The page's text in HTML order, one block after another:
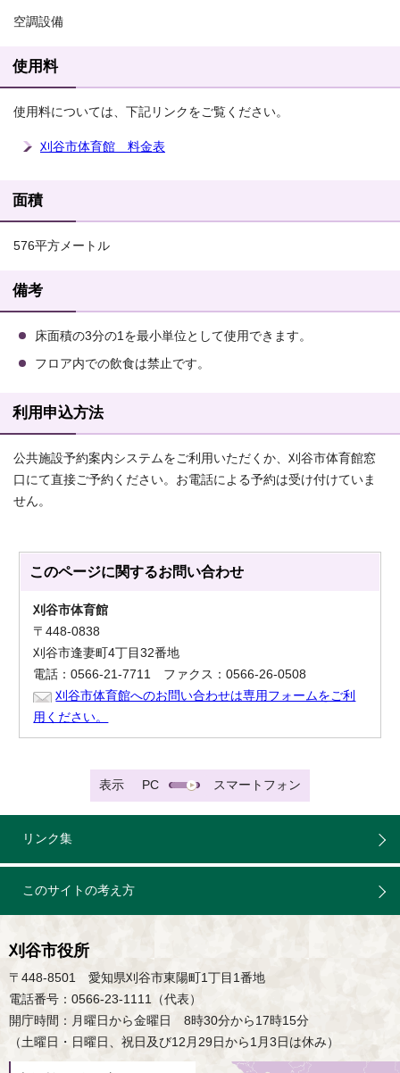
空調設備
使用料
使用料については、下記リンクをご覧ください。
刈谷市体育館 料金表
面積
576平方メートル
備考
床面積の3分の1を最小単位として使用できます。
フロア内での飲食は禁止です。
利用申込方法
公共施設予約案内システムをご利用いただくか、刈谷市体育館窓
口にて直接ご予約ください。お電話による予約は受け付けていま
せん。
このページに関するお問い合わせ
刈谷市体育館
〒448-0838
刈谷市逢妻町4丁目32番地
電話：0566-21-7711 ファクス：0566-26-0508
刈谷市体育館へのお問い合わせは専用フォームをご利
用ください。
表示 PC スマートフォン
リンク集
このサイトの考え方
刈谷市役所
〒448-8501 愛知県刈谷市東陽町1丁目1番地
電話番号：0566-23-1111（代表）
開庁時間：月曜日から金曜日 8時30分から17時15分
（土曜日・日曜日、祝日及び12月29日から1月3日は休み）